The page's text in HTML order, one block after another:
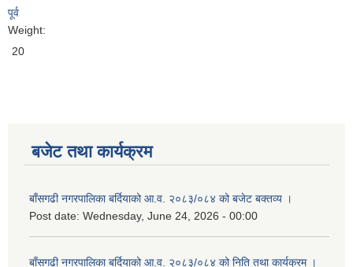
पूर्व
Weight:
20
बजेट तथा कार्यक्रम
बाँसगढी नगरपालिका बर्दियाको आ.व. २०८३/०८४ को बजेट बक्तव्य ।
Post date: Wednesday, June 24, 2026 - 00:00
बाँसगढी नगरपालिका बर्दियाको आ.व. २०८३/०८४ को निति तथा कार्यक्रम ।